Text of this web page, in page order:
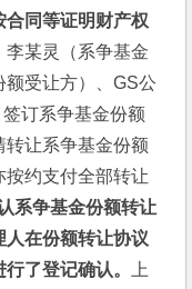
同等证明财产权
李某灵（系争基金
受让方）、GS公
订系争基金份额
转让系争基金份额
按约支付全部转让
系争基金份额转让
在份额转让协议
了登记确认。
上